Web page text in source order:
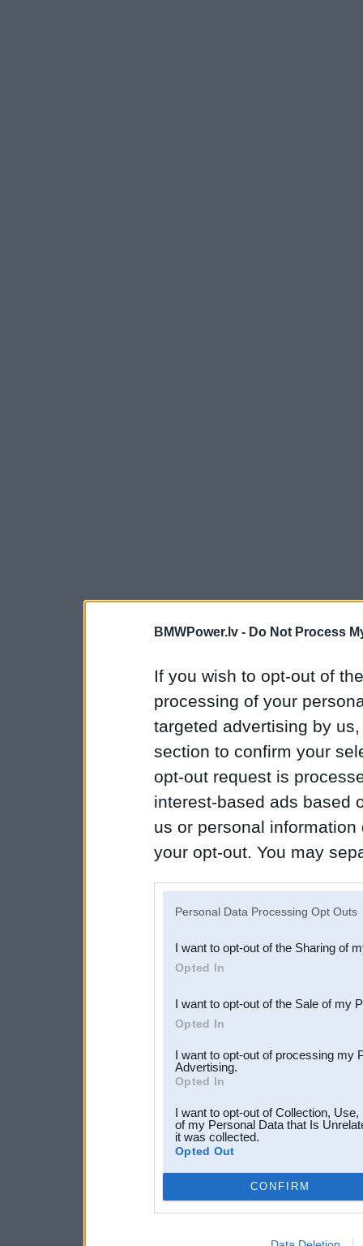
BMWPower.lv - Do Not Process
If you wish to opt-out of
processing of your
targeted advertising by
section to confirm your
opt-out request is
interest-based ads based
us or personal
your opt-out. You may
Downstream Participants
third parties.
Personal Data Processing Opt Outs
I want to opt-out of the Sharing of
Opted In
I want to opt-out of the Sale of my
Opted In
I want to opt-out of processing my
Advertising.
Opted In
I want to opt-out of Collection,
of my Personal Data that Is
it was collected.
Opted Out
CONFIRM